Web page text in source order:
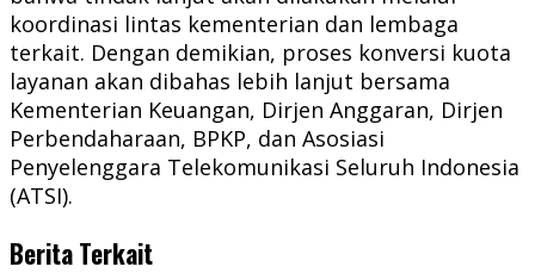
koordinasi lintas kementerian dan lembaga
terkait. Dengan demikian, proses konversi kuota
layanan akan dibahas lebih lanjut bersama
Kementerian Keuangan, Dirjen Anggaran, Dirjen
Perbendaharaan, BPKP, dan Asosiasi
Penyelenggara Telekomunikasi Seluruh Indonesia
(ATSI).
Berita Terkait